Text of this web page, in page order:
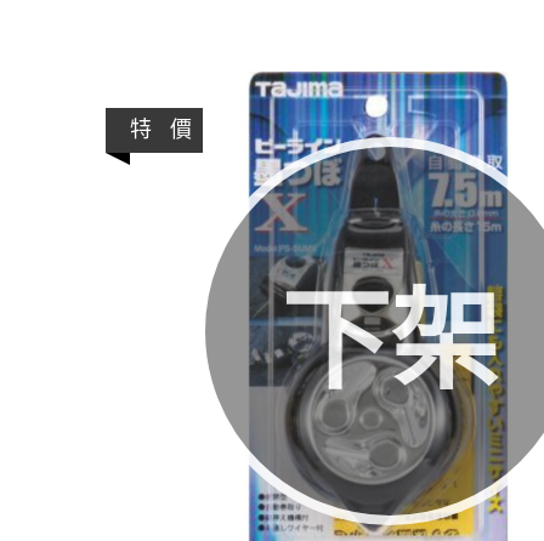
下架
特 價